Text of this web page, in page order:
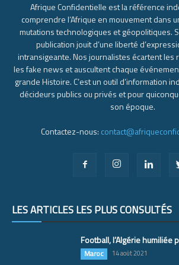
Afrique Confidentielle est la référence
comprendre l’Afrique en mouvement dans
mutations technologiques et géopolitiques.
publication jouit d’une liberté
intransigeante. Nos journalistes écartent les
les fake news et auscultent chaque
grande Histoire. C’est un outil d’information
décideurs publics ou privés et pour
son époque.
Contactez-nous:
LES ARTICLES LES PLUS CONSULTÉS
Football, l’Algérie humiliée
Maroc 14 août 2021